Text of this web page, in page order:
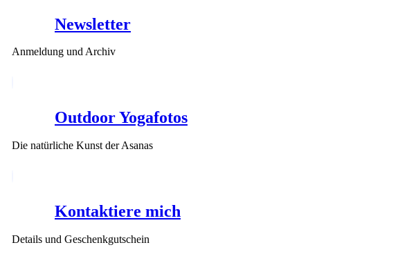
Newsletter
Anmeldung und Archiv
Outdoor Yogafotos
Die natürliche Kunst der Asanas
Kontaktiere mich
Details und Geschenkgutschein